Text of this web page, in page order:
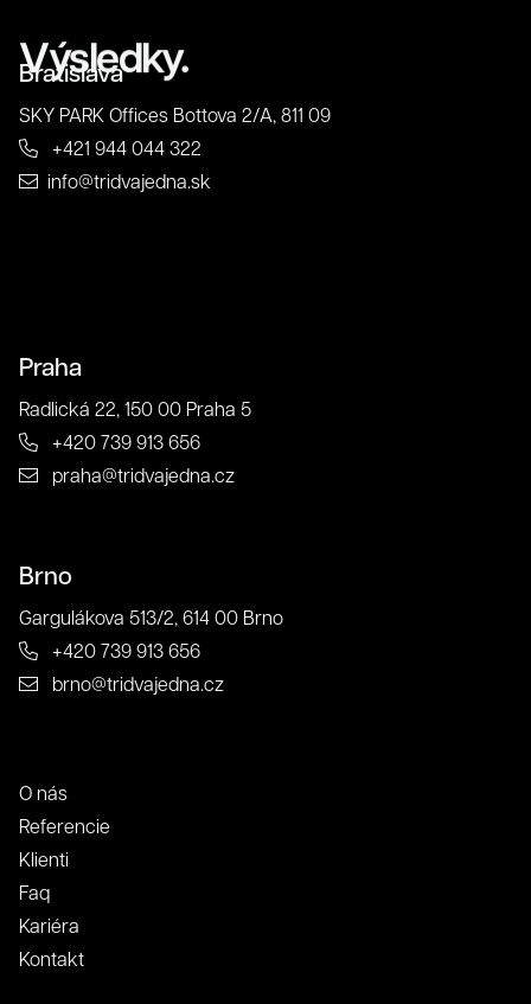
Výsledky.
Bratislava
SKY PARK Offices Bottova 2/A, 811 09
+421 944 044 322
info@tridvajedna.sk
Praha
Radlická 22, 150 00 Praha 5
+420 739 913 656
praha@tridvajedna.cz
Brno
Gargulákova 513/2, 614 00 Brno
+420 739 913 656
brno@tridvajedna.cz
O nás
Referencie
Klienti
Faq
Kariéra
Kontakt